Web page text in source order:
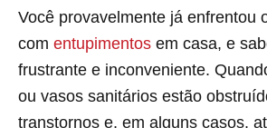
Você provavelmente já enfrentou
com entupimentos em casa, e
frustrante e inconveniente.
ou vasos sanitários estão
transtornos e, em alguns casos,